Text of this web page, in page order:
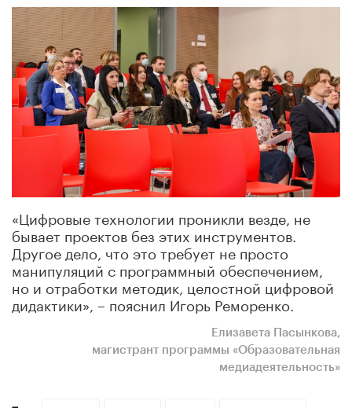
«Цифровые технологии проникли везде, не
бывает проектов без этих инструментов.
Другое дело, что это требует не просто
манипуляций с программный обеспечением,
но и отработки методик, целостной цифровой
дидактики», – пояснил Игорь Реморенко.
Елизавета Пасынкова,
магистрант программы «Образовательная
медиадеятельность»